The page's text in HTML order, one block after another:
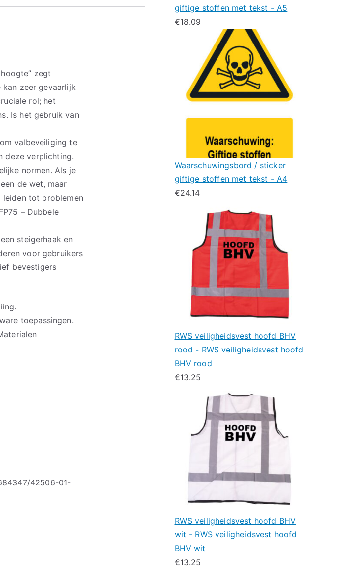
zegt
zeer gevaarlijk
rol; het
Is het gebruik van
valbeveiliging te
deze verplichting.
normen. Als je
de wet, maar
leiden tot problemen
– Dubbele
steigerhaak en
voor gebruikers
bevestigers
toepassingen.
42506-01-
giftige stoffen met tekst - A5
€18.09
Waarschuwingsbord / sticker
giftige stoffen met tekst - A4
€24.14
RWS veiligheidsvest hoofd BHV
rood - RWS veiligheidsvest hoofd
BHV rood
€13.25
RWS veiligheidsvest hoofd BHV
wit - RWS veiligheidsvest hoofd
BHV wit
€13.25